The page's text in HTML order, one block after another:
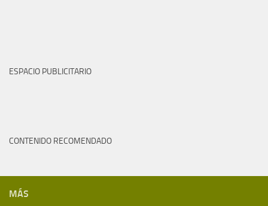
ESPACIO PUBLICITARIO
CONTENIDO RECOMENDADO
MÁS